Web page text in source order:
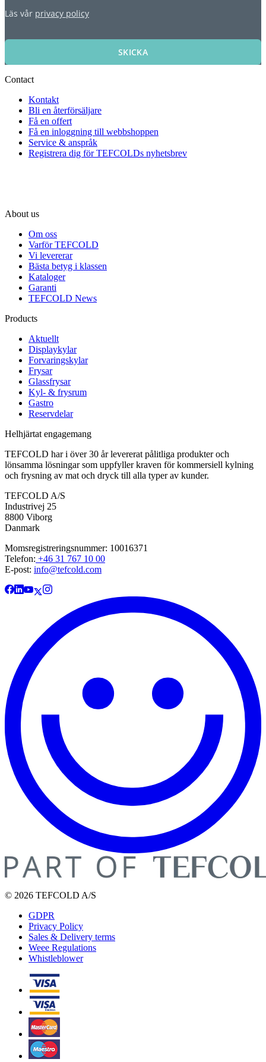
Läs vår privacy policy
SKICKA
Contact
Kontakt
Bli en återförsäljare
Få en offert
Få en inloggning till webbshoppen
Service & anspråk
Registrera dig för TEFCOLDs nyhetsbrev
About us
Om oss
Varför TEFCOLD
Vi levererar
Bästa betyg i klassen
Kataloger
Garanti
TEFCOLD News
Products
Aktuellt
Displaykylar
Forvaringskylar
Frysar
Glassfrysar
Kyl- & frysrum
Gastro
Reservdelar
Helhjärtat engagemang
TEFCOLD har i över 30 år levererat pålitliga produkter och
lönsamma lösningar som uppfyller kraven för kommersiell kylning
och frysning av mat och dryck till alla typer av kunder.
TEFCOLD A/S
Industrivej 25
8800 Viborg
Danmark
Momsregistreringsnummer: 10016371
Telefon: +46 31 767 10 00
E-post: info@tefcold.com
© 2026 TEFCOLD A/S
GDPR
Privacy Policy
Sales & Delivery terms
Weee Regulations
Whistleblower